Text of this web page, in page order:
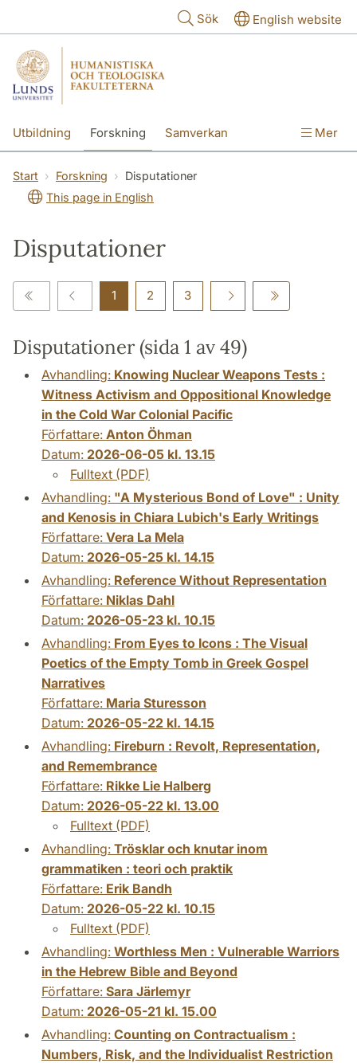
Sök English website
Utbildning Forskning Samverkan Mer
Start Forskning
Disputationer
This page in English
Disputationer
1 2 3
Disputationer (sida 1 av 49)
Avhandling: Knowing Nuclear Weapons Tests :
Witness Activism and Oppositional Knowledge
in the Cold War Colonial Pacific
Författare: Anton Öhman
Datum: 2026-06-05 kl. 13.15
Fulltext (PDF)
Avhandling: "A Mysterious Bond of Love" : Unity
and Kenosis in Chiara Lubich's Early Writings
Författare: Vera La Mela
Datum: 2026-05-25 kl. 14.15
Avhandling: Reference Without Representation
Författare: Niklas Dahl
Datum: 2026-05-23 kl. 10.15
Avhandling: From Eyes to Icons : The Visual
Poetics of the Empty Tomb in Greek Gospel
Narratives
Författare: Maria Sturesson
Datum: 2026-05-22 kl. 14.15
Avhandling: Fireburn : Revolt, Representation,
and Remembrance
Författare: Rikke Lie Halberg
Datum: 2026-05-22 kl. 13.00
Fulltext (PDF)
Avhandling: Trösklar och knutar inom
grammatiken : teori och praktik
Författare: Erik Bandh
Datum: 2026-05-22 kl. 10.15
Fulltext (PDF)
Avhandling: Worthless Men : Vulnerable Warriors
in the Hebrew Bible and Beyond
Författare: Sara Järlemyr
Datum: 2026-05-21 kl. 15.00
Avhandling: Counting on Contractualism :
Numbers, Risk, and the Individualist Restriction